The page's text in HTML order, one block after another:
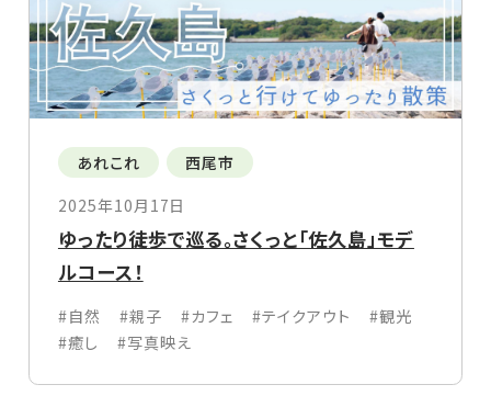
あれこれ
西尾市
2025年10月17日
ゆったり徒歩で巡る。さくっと「佐久島」モデ
ルコース！
#自然 #親子 #カフェ #テイクアウト
#観光
#癒し
#写真映え